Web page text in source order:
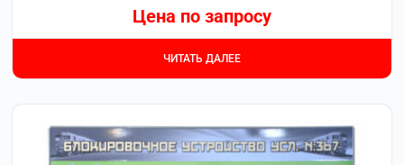
Цена по запросу
ЧИТАТЬ ДАЛЕЕ